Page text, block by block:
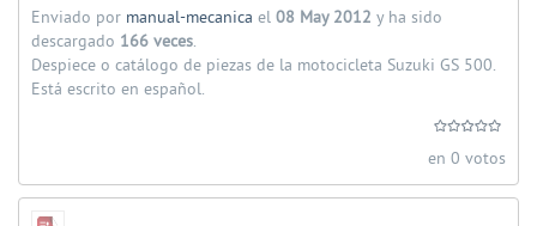
Enviado por manual-mecanica el 08 May 2012 y ha sido
descargado 166 veces.
Despiece o catálogo de piezas de la motocicleta Suzuki GS 500.
Está escrito en español.
en 0 votos